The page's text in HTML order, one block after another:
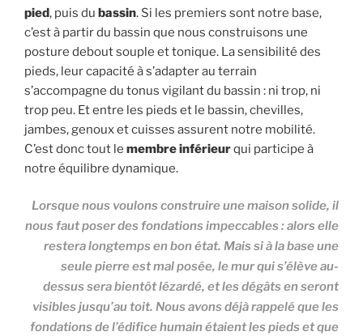
pied, puis du bassin. Si les premiers sont notre base,
c’est à partir du bassin que nous construisons une
posture debout souple et tonique. La sensibilité des
pieds, leur capacité à s’adapter au terrain
s’accompagne du tonus vigilant du bassin : ni trop, ni
trop peu. Et entre les pieds et le bassin, chevilles,
jambes, genoux et cuisses assurent notre mobilité.
C’est donc tout le membre inférieurqui participe à
notre équilibre dynamique.
Lorsque nous voulons construire une maison solide, il
nous faut poser des fondations impeccables : alors elle
restera longtemps en bon état. Mais si à la base une
seule pierre est mal posée, le mur qui s’élève au-
dessus sera bientôt lézardé, et les dégâts en seront
visibles jusqu’au toit. Nous avons déjà rappelé que les
fondations de l’édifice humain étaient les pieds et que